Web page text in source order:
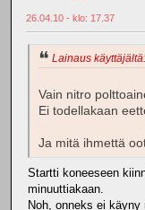
26.04.10 - klo: 17.37
Lainaus
Vain nitro
Ei todellakaan
Ja mitä ihmettä
Startti koneeseen
minuuttiakaan.
Noh, onneks ei